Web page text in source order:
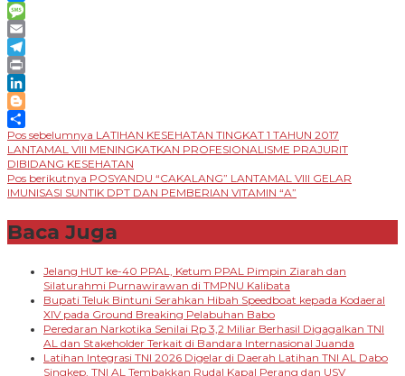
Messenger
Message
Email
Telegram
Print
LinkedIn
Blogger
Share
Navigasi
pos
Pos sebelumnya LATIHAN KESEHATAN TINGKAT 1 TAHUN 2017
LANTAMAL VIII MENINGKATKAN PROFESIONALISME PRAJURIT
DIBIDANG KESEHATAN
Pos berikutnya POSYANDU “CAKALANG” LANTAMAL VIII GELAR
IMUNISASI SUNTIK DPT DAN PEMBERIAN VITAMIN “A”
Baca Juga
Jelang HUT ke-40 PPAL, Ketum PPAL Pimpin Ziarah dan
Silaturahmi Purnawirawan di TMPNU Kalibata
Bupati Teluk Bintuni Serahkan Hibah Speedboat kepada Kodaeral
XIV pada Ground Breaking Pelabuhan Babo
Peredaran Narkotika Senilai Rp 3,2 Miliar Berhasil Digagalkan TNI
AL dan Stakeholder Terkait di Bandara Internasional Juanda
Latihan Integrasi TNI 2026 Digelar di Daerah Latihan TNI AL Dabo
Singkep, TNI AL Tembakkan Rudal Kapal Perang dan USV